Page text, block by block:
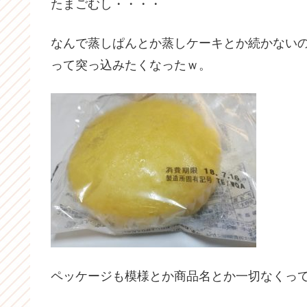
たまごむし・・・・
なんで蒸しぱんとか蒸しケーキとか続かない
って突っ込みたくなったｗ。
ペッケージも模様とか商品名とか一切なくっ